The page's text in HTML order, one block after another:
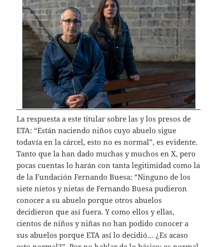
La respuesta a este titular sobre las y los presos de
ETA: “Están naciendo niños cuyo abuelo sigue
todavía en la cárcel, esto no es normal”, es evidente.
Tanto que la han dado muchas y muchos en X, pero
pocas cuentas lo harán con tanta legitimidad como la
de la Fundación Fernando Buesa: “Ninguno de los
siete nietos y nietas de Fernando Buesa pudieron
conocer a su abuelo porque otros abuelos
decidieron que así fuera. Y como ellos y ellas,
cientos de niños y niñas no han podido conocer a
sus abuelos porque ETA así lo decidió… ¿Es acaso